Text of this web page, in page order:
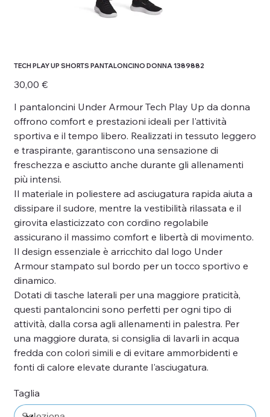
TECH PLAY UP SHORTS PANTALONCINO DONNA 1389882
Prezzo
30,00 €
I pantaloncini Under Armour Tech Play Up da donna
offrono comfort e prestazioni ideali per l'attività
sportiva e il tempo libero. Realizzati in tessuto leggero
e traspirante, garantiscono una sensazione di
freschezza e asciutto anche durante gli allenamenti
più intensi.
Il materiale in poliestere ad asciugatura rapida aiuta a
dissipare il sudore, mentre la vestibilità rilassata e il
girovita elasticizzato con cordino regolabile
assicurano il massimo comfort e libertà di movimento.
Il design essenziale è arricchito dal logo Under
Armour stampato sul bordo per un tocco sportivo e
dinamico.
Dotati di tasche laterali per una maggiore praticità,
questi pantaloncini sono perfetti per ogni tipo di
attività, dalla corsa agli allenamenti in palestra. Per
una maggiore durata, si consiglia di lavarli in acqua
fredda con colori simili e di evitare ammorbidenti e
fonti di calore elevate durante l'asciugatura.
Taglia